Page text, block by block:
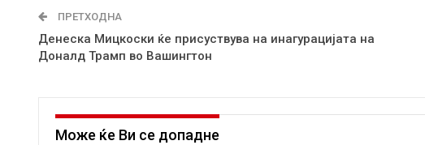
ПРЕТХОДНА
Денеска Мицкоски ќе присуствува на инагурацијата на
Доналд Трамп во Вашингтон
Може ќе Ви се допадне